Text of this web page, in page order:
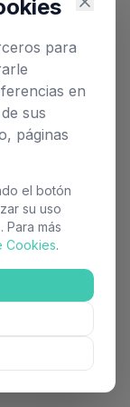
para
en
sus
páginas
el botón
su uso
más
Cookies.